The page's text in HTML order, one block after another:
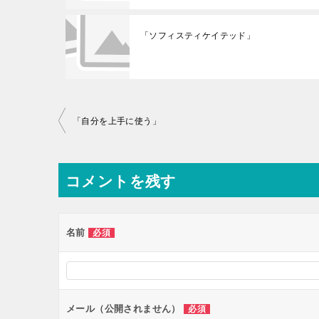
「ソフィスティケイテッド」
投
ナ
ビ
ー
ョ
ン
「自分を上手に使う」
コメントを残す
名前 必須
メール（公開されません） 必須